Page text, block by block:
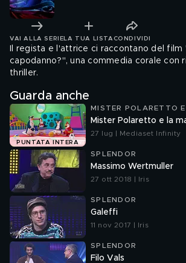
VAI ALLA SERIE LA TUA LISTA CONDIVIDI
Il regista e l'attrice ci raccontano del film
capodanno?", una commedia corale con
thriller.
Guarda anche
PUNTATA INTERA
MISTER POLARETTO
Mister Polaretto e la
27 lug | Mediaset Infinity
SPLENDOR
Massimo Wertmuller
27 ott 2018 | Iris
SPLENDOR
Galeffi
11 nov 2017 | Iris
SPLENDOR
Filo Vals